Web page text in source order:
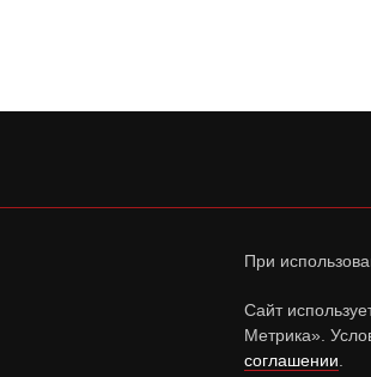
При
Сайт
Метрика».
соглашении